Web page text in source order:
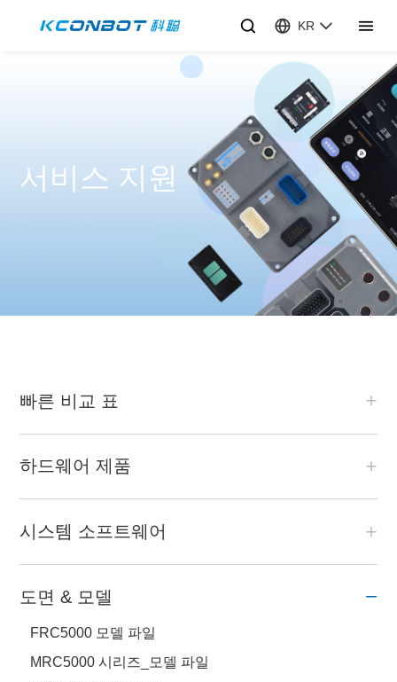
KR
서비스 지원
빠른 비교 표
하드웨어 제품
시스템 소프트웨어
도면 & 모델
FRC5000 모델 파일
MRC5000 시리즈_모델 파일